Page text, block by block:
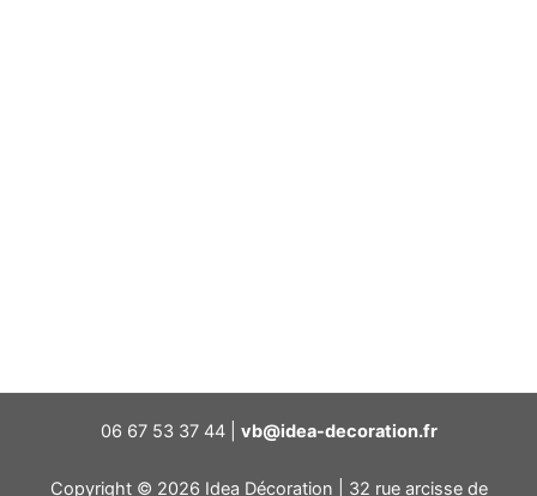
06 67 53 37 44 | vb@idea-decoration.fr
Copyright © 2026 Idea Décoration | 32 rue arcisse de